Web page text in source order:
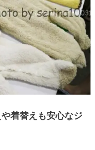
着替えも安心なジ